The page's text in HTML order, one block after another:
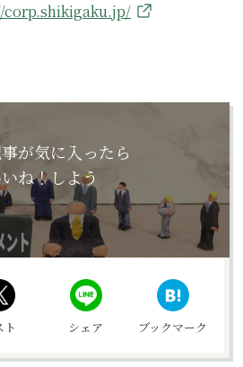
が気に入ったら
ね！しよう
ト シェア ブックマーク